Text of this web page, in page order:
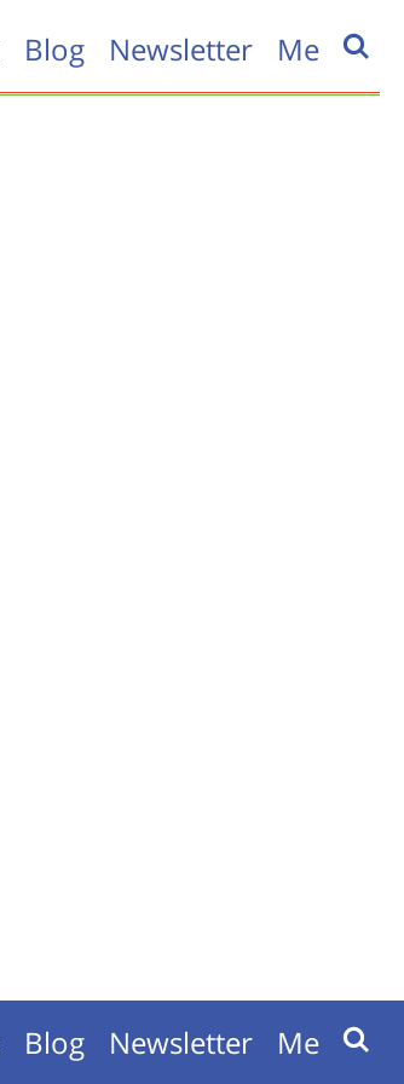
Blog Newsletter Me
Blog Newsletter Me